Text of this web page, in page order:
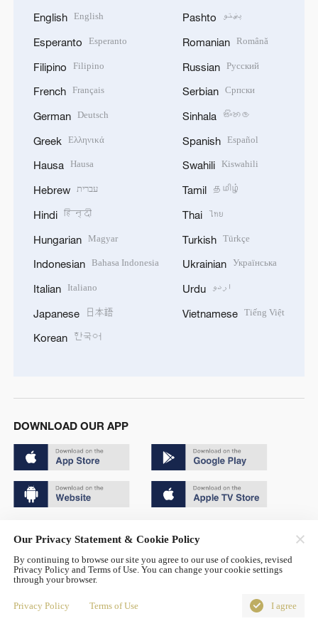
English English
Esperanto Esperanto
Filipino Filipino
French Français
German Deutsch
Greek Ελληνικά
Hausa Hausa
Hebrew עברית
Hindi हिन्दी
Hungarian Magyar
Indonesian Bahasa Indonesia
Italian Italiano
Japanese 日本語
Korean 한국어
Pashto پښتو
Romanian Română
Russian Русский
Serbian Српски
Sinhala සිංහල
Spanish Español
Swahili Kiswahili
Tamil தமிழ்
Thai ไทย
Turkish Türkçe
Ukrainian Українська
Urdu اردو
Vietnamese Tiếng Việt
DOWNLOAD OUR APP
京公网安备 11010502050052号
Disinformation report hotline: 010-85061466
Our Privacy Statement & Cookie Policy
By continuing to browse our site you agree to our use of cookies, revised
Privacy Policy and Terms of Use. You can change your cookie settings
through your browser.
Privacy Policy Terms of Use I agree